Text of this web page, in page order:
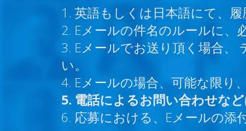
1. 英語もしくは日本語にて、
2. Eメールの件名のルールに、
3. Eメールでお送り頂く場合
い。
4. Eメールの場合、可能な限り
5. 電話によるお問い合わせな
6. 応募における、Eメールの添